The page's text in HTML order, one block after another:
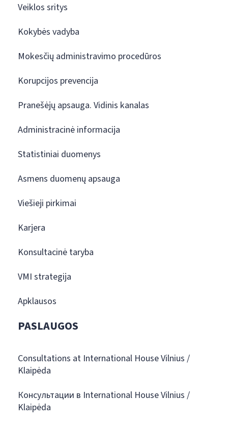
Veiklos sritys
Kokybės vadyba
Mokesčių administravimo procedūros
Korupcijos prevencija
Pranešėjų apsauga. Vidinis kanalas
Administracinė informacija
Statistiniai duomenys
Asmens duomenų apsauga
Viešieji pirkimai
Karjera
Konsultacinė taryba
VMI strategija
Apklausos
PASLAUGOS
Consultations at International House Vilnius /
Klaipėda
Консультации в International House Vilnius /
Klaipėda